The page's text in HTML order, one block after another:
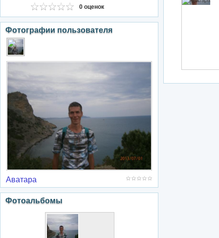
0 оценок
Фотографии пользователя
Аватара
Фотоальбомы